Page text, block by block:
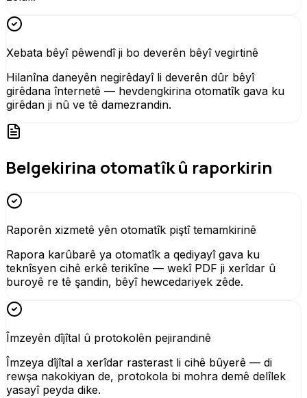
Xebata bêyî pêwendî ji bo deverên bêyî vegirtinê
Hilanîna daneyên negirêdayî li deverên dûr bêyî
girêdana înternetê — hevdengkirina otomatîk gava ku
girêdan ji nû ve tê damezrandin.
Belgekirina otomatîk û raporkirin
Raporên xizmetê yên otomatîk piştî temamkirinê
Rapora karûbarê ya otomatîk a qediyayî gava ku
teknîsyen cihê erkê terikîne — wekî PDF ji xerîdar û
buroyê re tê şandin, bêyî hewcedariyek zêde.
Îmzeyên dîjîtal û protokolên pejirandinê
Îmzeya dîjîtal a xerîdar rasterast li cihê bûyerê — di
rewşa nakokiyan de, protokola bi mohra demê delîlek
yasayî peyda dike.